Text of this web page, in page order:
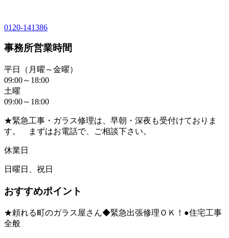
0120-141386
事務所営業時間
平日（月曜～金曜）
09:00～18:00
土曜
09:00～18:00
★緊急工事・ガラス修理は、早朝・深夜も受付けておりま
す。 まずはお電話で、ご相談下さい。
休業日
日曜日、祝日
おすすめポイント
★頼れる町のガラス屋さん◆緊急出張修理ＯＫ！●住宅工事
全般